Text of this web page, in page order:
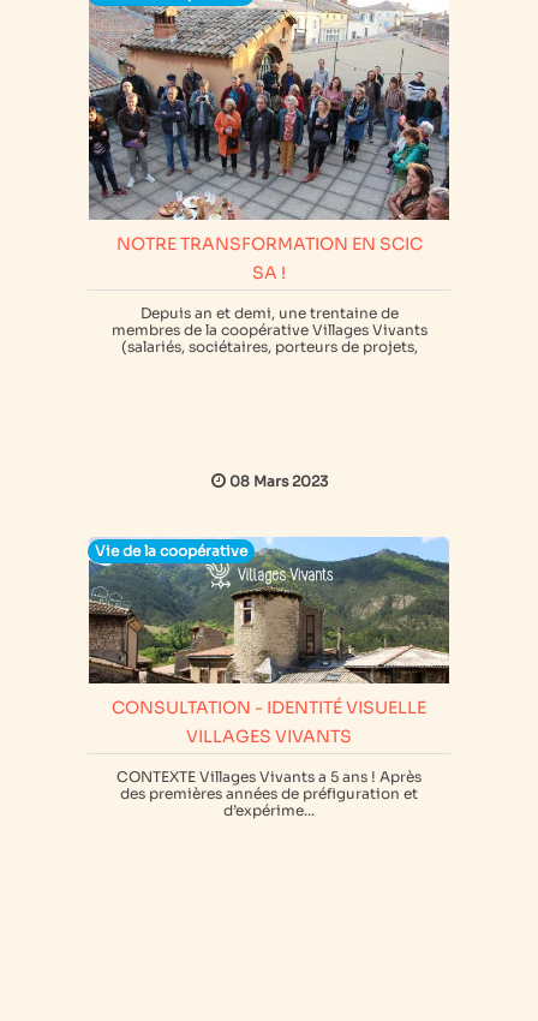
NOTRE TRANSFORMATION EN SCIC
SA !
Depuis an et demi, une trentaine de
membres de la coopérative Villages Vivants
(salariés, sociétaires, porteurs de projets,
08 Mars 2023
Vie de la coopérative
CONSULTATION - IDENTITÉ VISUELLE
VILLAGES VIVANTS
CONTEXTE Villages Vivants a 5 ans ! Après
des premières années de préfiguration et
d’expérime...